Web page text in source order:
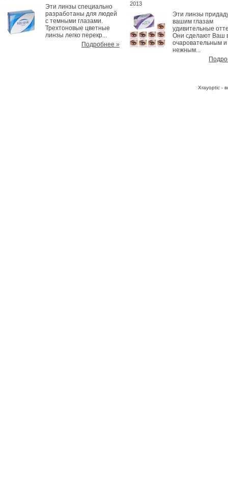
Эти линзы специально
разработаны для людей
с темными глазами.
Трехтоновые цветные
линзы легко перекр...
Подробнее »
2013
Эти линзы
вашим глазам
удивительные
Они сделают Ваш
очаровательным и
нежным...
Хrayoptic -